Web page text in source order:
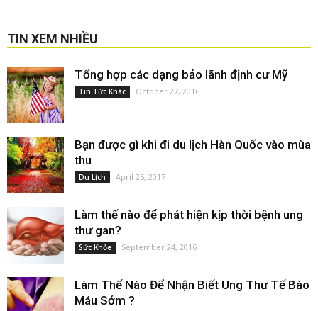
TIN XEM NHIỀU
Tổng hợp các dạng bảo lãnh định cư Mỹ
Tin Tức Khác October 27, 2016
Bạn được gì khi đi du lịch Hàn Quốc vào mùa
thu
Du Lịch April 25, 2017
Làm thế nào để phát hiện kịp thời bệnh ung
thư gan?
Sức Khỏe September 24, 2016
Làm Thế Nào Để Nhận Biết Ung Thư Tế Bào
Máu Sớm ?